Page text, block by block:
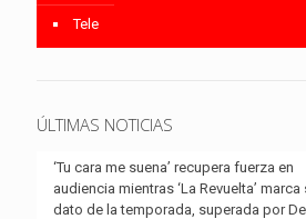
Tele
ÚLTIMAS NOTICIAS
‘Tu cara me suena’ recupera fuerza en
audiencia mientras ‘La Revuelta’
dato de la temporada, superada por De